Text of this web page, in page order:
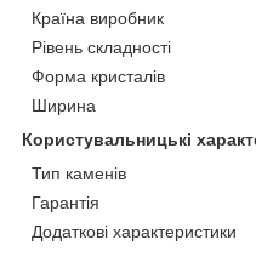
Країна виробник
Рівень складності
Форма кристалів
Ширина
Користувальницькі
Тип каменів
Гарантія
Додаткові характеристики